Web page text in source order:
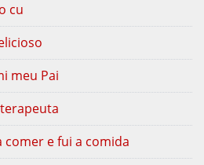
cu
meu Pai
comer e fui a comida